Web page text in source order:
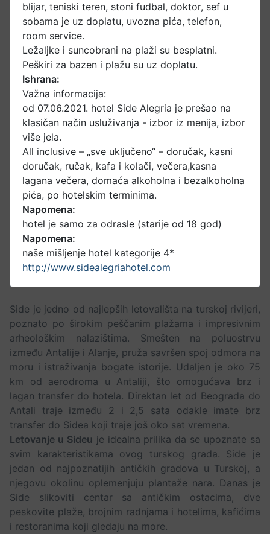
blijar, teniski teren, stoni fudbal, doktor, sef u
sobama je uz doplatu, uvozna pića, telefon,
room service.
Ležaljke i suncobrani na plaži su besplatni.
Peškiri za bazen i plažu su uz doplatu.
Ishrana:
Važna informacija:
od 07.06.2021. hotel Side Alegria je prešao na
klasičan način usluživanja - izbor iz menija, izbor
više jela.
All inclusive – „sve uključeno“ – doručak, kasni
doručak, ručak, kafa i kolači, večera,kasna
lagana večera, domaća alkoholna i bezalkoholna
pića, po hotelskim terminima.
Napomena:
hotel je samo za odrasle (starije od 18 god)
Napomena:
naše mišljenje hotel kategorije 4*
http://www.sidealegriahotel.com
Side je jedno od najlepših letovališta na turskoj rivijeri,
poznato po širokim peščanim plažama i impresivnim
arheološkim nalazištima. Smešten na poluostrvu
između Antalije i Alanje, pruža savršen spoj odmora na
moru i istraživanja bogate istorije. Udaljen je oko 75
km od aerodroma u Antaliji, što omogućava brz i
lagan transfer do hotela. Direktan let od Beograda do
Antali traje između 2 i 2,5 sata odakle imate brz
transfer do Sidea koji traje još oko sat vremena.
Letovanje u Sideu je idealna prilika da se upoznate sa
svim karakteristikama ovog turskog grada. Side je
jedan od najpoznatijih antičkih gradova u Turskoj, a
njegovu okolinu oplemenjuju plantaže nara. Danas je
Side slikoviti centar sa antičkim ostacima, dve
peskovite plaže, brojnim radnjama i hotelima, kafićima
i restoranima koji gledaju na more.